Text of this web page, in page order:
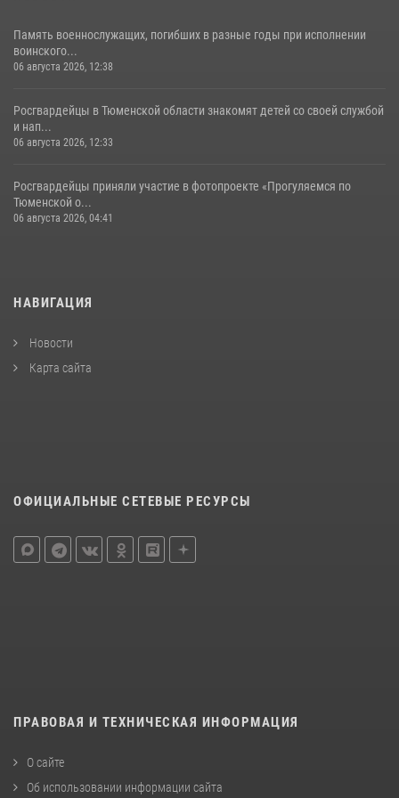
Память военнослужащих, погибших в разные годы при исполнении
воинского...
06 августа 2026, 12:38
Росгвардейцы в Тюменской области знакомят детей со своей службой
и нап...
06 августа 2026, 12:33
Росгвардейцы приняли участие в фотопроекте «Прогуляемся по
Тюменской о...
06 августа 2026, 04:41
НАВИГАЦИЯ
Новости
Карта сайта
ОФИЦИАЛЬНЫЕ СЕТЕВЫЕ РЕСУРСЫ
ПРАВОВАЯ И ТЕХНИЧЕСКАЯ ИНФОРМАЦИЯ
О сайте
Об использовании информации сайта